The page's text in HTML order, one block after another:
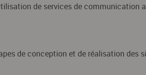
de services de communication
de conception et de réalisation